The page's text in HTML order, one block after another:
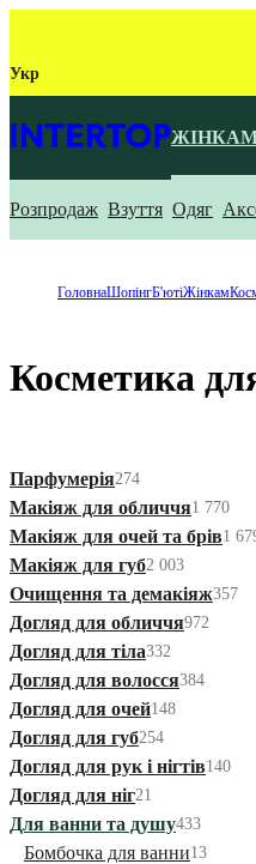
Укр
Розпродаж Взуття Одяг
ГоловнаШопінгБ'ютіЖінкам
Косметика
Парфумерія274
Макіяж для обличчя1 770
Макіяж для очей та брів1
Макіяж для губ2 003
Очищення та демакіяж357
Догляд для обличчя972
Догляд для тіла332
Догляд для волосся384
Догляд для очей148
Догляд для губ254
Догляд для рук і нігтів140
Догляд для ніг21
Для ванни та душу433
Бомбочка для ванни13